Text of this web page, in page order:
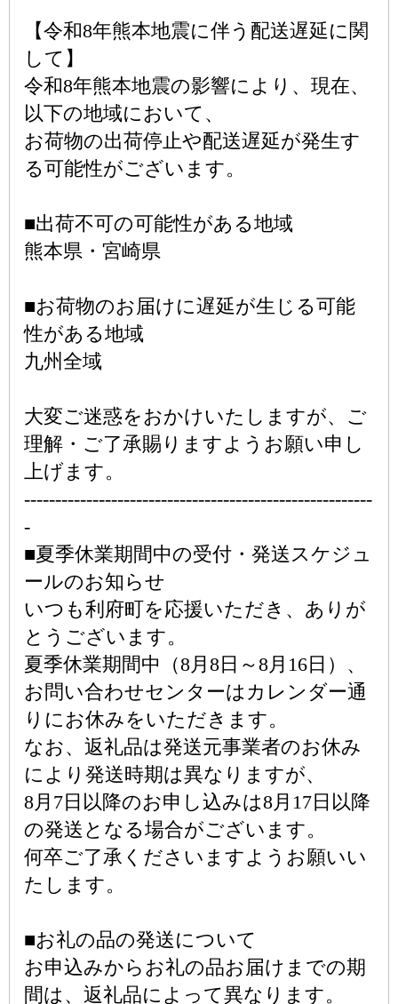
【令和8年熊本地震に伴う配送遅延に関
して】
令和8年熊本地震の影響により、現在、
以下の地域において、
お荷物の出荷停止や配送遅延が発生す
る可能性がございます。
■出荷不可の可能性がある地域
熊本県・宮崎県
■お荷物のお届けに遅延が生じる可能
性がある地域
九州全域
大変ご迷惑をおかけいたしますが、ご
理解・ご了承賜りますようお願い申し
上げます。
--------------------------------------------------------
-
■夏季休業期間中の受付・発送スケジュ
ールのお知らせ
いつも利府町を応援いただき、ありが
とうございます。
夏季休業期間中（8月8日～8月16日）、
お問い合わせセンターはカレンダー通
りにお休みをいただきます。
なお、返礼品は発送元事業者のお休み
により発送時期は異なりますが、
8月7日以降のお申し込みは8月17日以降
の発送となる場合がございます。
何卒ご了承くださいますようお願いい
たします。
■お礼の品の発送について
お申込みからお礼の品お届けまでの期
間は、返礼品によって異なります。